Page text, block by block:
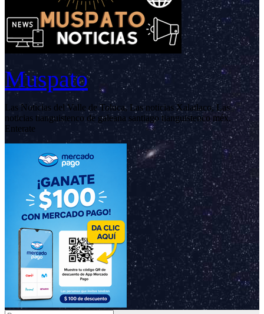
Muspato
Las Noticias del Valle de Toluca, Las noticias Xalatlaco, Las
noticias tianguistenco de galeana santiago tianguistenco méx.
Enterate